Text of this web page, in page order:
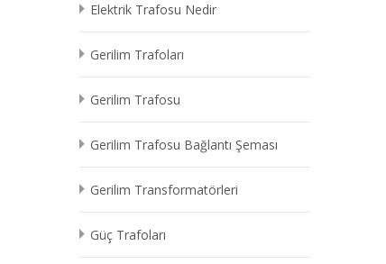
Elektrik Trafosu Nedir
Gerilim Trafoları
Gerilim Trafosu
Gerilim Trafosu Bağlantı Şeması
Gerilim Transformatörleri
Güç Trafoları